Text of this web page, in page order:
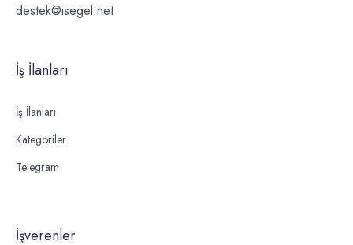
destek@isegel.net
İş İlanları
İş İlanları
Kategoriler
Telegram
İşverenler